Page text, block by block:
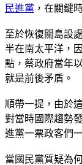
民進黨 ，在關鍵
至於恢復關島設
半在南太平洋，
點，蔡政府當年
就是前後矛盾。
順帶一提，由於
對當時國際趨勢
進黨一票政客們
當國民黨質疑為